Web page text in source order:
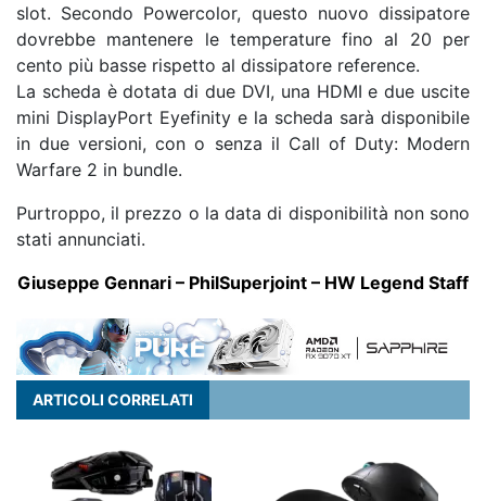
slot. Secondo Powercolor, questo nuovo dissipatore
dovrebbe mantenere le temperature fino al 20 per
cento più basse rispetto al dissipatore reference.
La scheda è dotata di due DVI, una HDMI e due uscite
mini DisplayPort Eyefinity e la scheda sarà disponibile
in due versioni, con o senza il Call of Duty: Modern
Warfare 2 in bundle.
Purtroppo, il prezzo o la data di disponibilità non sono
stati annunciati.
Giuseppe Gennari – PhilSuperjoint – HW Legend Staff
ARTICOLI CORRELATI